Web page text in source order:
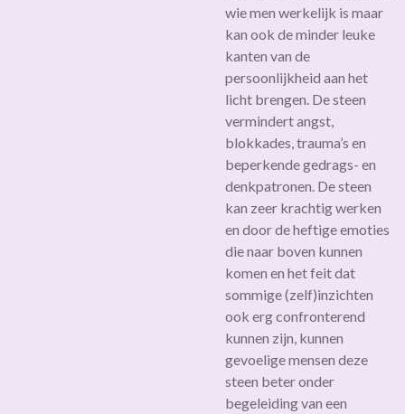
wie men werkelijk is maar
kan ook de minder leuke
kanten van de
persoonlijkheid aan het
licht brengen. De steen
vermindert angst,
blokkades, trauma’s en
beperkende gedrags- en
denkpatronen. De steen
kan zeer krachtig werken
en door de heftige emoties
die naar boven kunnen
komen en het feit dat
sommige (zelf)inzichten
ook erg confronterend
kunnen zijn, kunnen
gevoelige mensen deze
steen beter onder
begeleiding van een